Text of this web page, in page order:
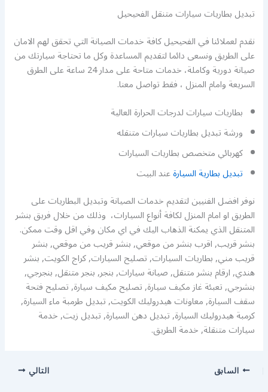
تبديل بطاريات سيارات متنقل الفحيحيل
نقدم لعملائنا في الفحيحيل كافة خدمات الصيانة التي تحقق لهم الامان
على الطريق ونسعى دائما لتقديم المساعدة وكل ما تحتاجة سيارتك من
صيانة دورية وكاملة، خدمات متاحة على مدار 24 ساعة على الطرق
السريعة وامام المنزل ، فقط تواصل معنا.
بطاريات سيارات لدرجات الحرارة العالية
ورشة تبديل بطاريات سيارات متنقله
كهربائي متخصص بطاريات السيارات
تبديل بطارية السيارةعند البيت
نوفر افضل الفنيين لتقديم خدمات الصيانة وتبديل البطاريات على
الطريق او امام المنزل لكافة أنواع السيارات، وذلك من خلال فريق بنشر
المتنقل الذي يمكنة الذهاب اليك في اي مكان وفي اقل وقت ممكن.
بنشر قريب, اقرب بنشر من موقعي, بنشر قريب من موقعي, بنشر
قريب مني, بطاريات السيارات, تصليح السيارات, كراج الكويت, بنشر
هندي, ارقام بنشر متنقل, صيانة سيارات, بنجر, بنجر متنقل, بنجرجي,
بنشرجي, تعبئة غاز مكيف سيارة, تصليح مكيف سيارة, تصليح فتحة
سقف السيارة, معاونات هيدروليك الكويت, تبديل طرمبة ماء السيارة,
كرمبة هيدروليك السيارة, تبديل دهن السيارة, تبديل زيت, خدمة
سيارات متنقلة, خدمة الطريق.
السابق التالي